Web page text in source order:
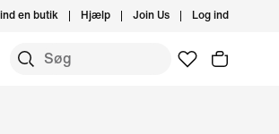
en butik Hjælp Join Us Log ind